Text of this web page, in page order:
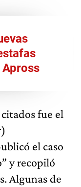
fue el
el caso
y recopiló
Algunas de